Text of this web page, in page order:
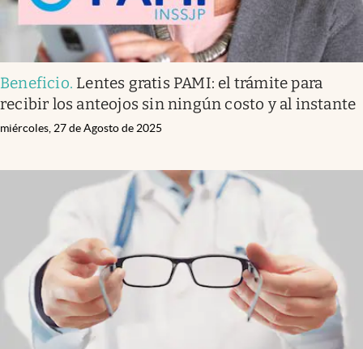
Beneficio. Lentes gratis PAMI: el trámite para
recibir los anteojos sin ningún costo y al instante
miércoles, 27 de Agosto de 2025